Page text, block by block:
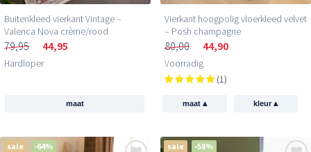
Buitenkleed vierkant Vintage –
Valenca Nova crème/rood
79,95 44,95
Hardloper
maat
Vierkant hoogpolig vloerkleed velvet
– Posh champagne
80,00 44,90
Voorradig
(1)
maat ▴ kleur▴
sale -64% sale -58%